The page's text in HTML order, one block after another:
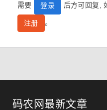
需要 登录 后方可回复,
注册 。
码农网最新文章